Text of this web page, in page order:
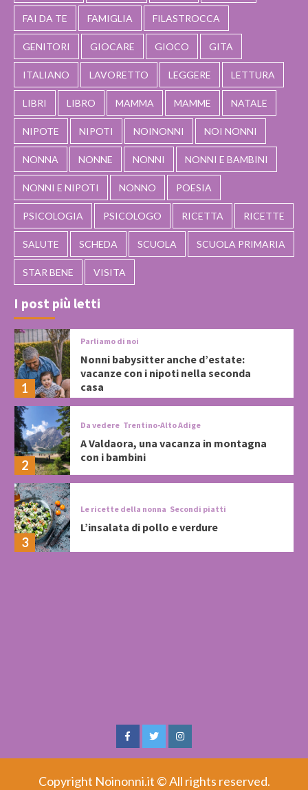
FAI DA TE FAMIGLIA FILASTROCCA
GENITORI GIOCARE GIOCO GITA
ITALIANO LAVORETTO LEGGERE LETTURA
LIBRI LIBRO MAMMA MAMME NATALE
NIPOTE NIPOTI NOINONNI NOI NONNI
NONNA NONNE NONNI NONNI E BAMBINI
NONNI E NIPOTI NONNO POESIA
PSICOLOGIA PSICOLOGO RICETTA RICETTE
SALUTE SCHEDA SCUOLA SCUOLA PRIMARIA
STAR BENE VISITA
I post più letti
1
Parliamo di noi
Nonni babysitter anche d’estate:
vacanze con i nipoti nella seconda
casa
2
Da vedere Trentino-Alto Adige
A Valdaora, una vacanza in montagna
con i bambini
3
Le ricette della nonna Secondi piatti
L’insalata di pollo e verdure
FacebookTwitterInstagram
Copyright Noinonni.it © All rights reserved.